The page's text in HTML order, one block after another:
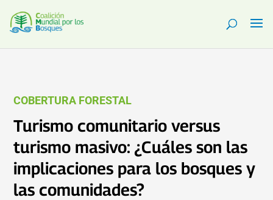
COBERTURA FORESTAL
Turismo comunitario versus
turismo masivo: ¿Cuáles son las
implicaciones para los bosques y
las comunidades?